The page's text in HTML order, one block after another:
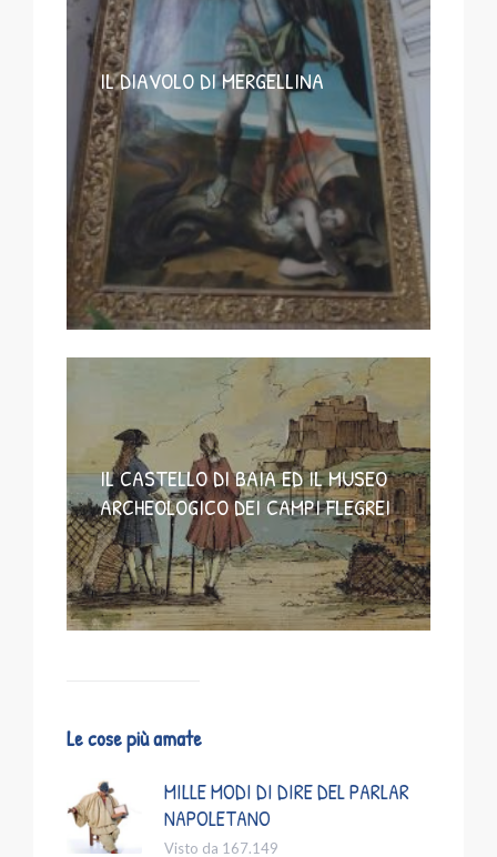
IL DIAVOLO DI MERGELLINA
IL CASTELLO DI BAIA ED IL MUSEO
ARCHEOLOGICO DEI CAMPI FLEGREI
Le cose più amate
MILLE MODI DI DIRE DEL PARLAR
NAPOLETANO
Visto da 167.149